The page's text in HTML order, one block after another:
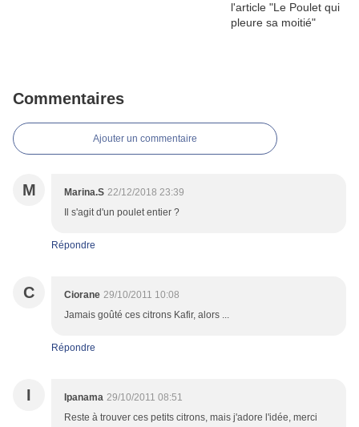
Commentaires
Ajouter un commentaire
M Marina.S 22/12/2018 23:39
Il s'agit d'un poulet entier ?
Répondre
C Ciorane 29/10/2011 10:08
Jamais goûté ces citrons Kafir, alors ...
Répondre
I Ipanama 29/10/2011 08:51
Reste à trouver ces petits citrons, mais j'adore l'idée, merci